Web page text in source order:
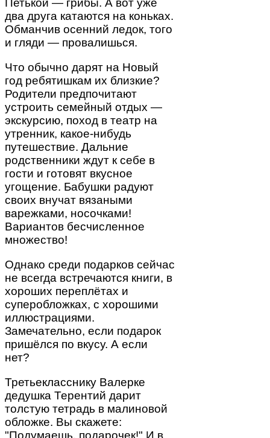
Петькой — грибы. А вот уже
два друга катаются на коньках.
Обманчив осенний ледок, того
и гляди — провалишься.
Что обычно дарят на Новый
год ребятишкам их близкие?
Родители предпочитают
устроить семейный отдых —
экскурсию, поход в театр на
утренник, какое-нибудь
путешествие. Дальние
родственники ждут к себе в
гости и готовят вкусное
угощение. Бабушки радуют
своих внучат вязаными
варежками, носочками!
Вариантов бесчисленное
множество!
Однако среди подарков сейчас
не всегда встречаются книги, в
хороших переплётах и
суперобложках, с хорошими
иллюстрациями.
Замечательно, если подарок
пришёлся по вкусу. А если
нет?
Третьекласснику Валерке
дедушка Терентий дарит
толстую тетрадь в малиновой
обложке. Вы скажете:
"Подумаешь, подарочек!" И в